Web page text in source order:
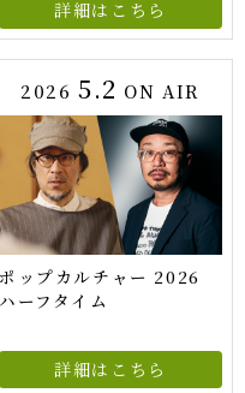
詳細はこちら
2026 5.2 ON AIR
ポップカルチャー 2026
ハーフタイム
詳細はこちら